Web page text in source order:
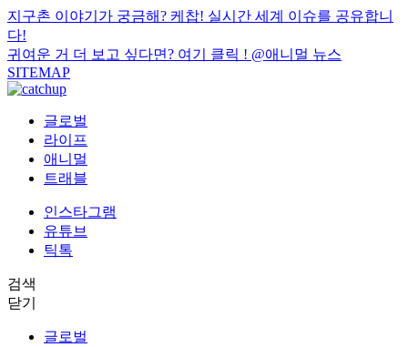
지구촌 이야기가 궁금해? 케찹! 실시간 세계 이슈를 공유합니
다!
귀여운 거 더 보고 싶다면? 여기 클릭 ! @애니멀 뉴스
SITEMAP
글로벌
라이프
애니멀
트래블
인스타그램
유튜브
틱톡
검색
닫기
글로벌